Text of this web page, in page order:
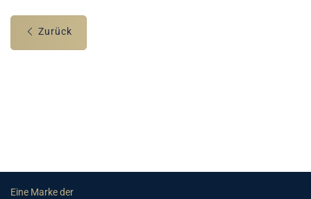
Zurück
Eine Marke der